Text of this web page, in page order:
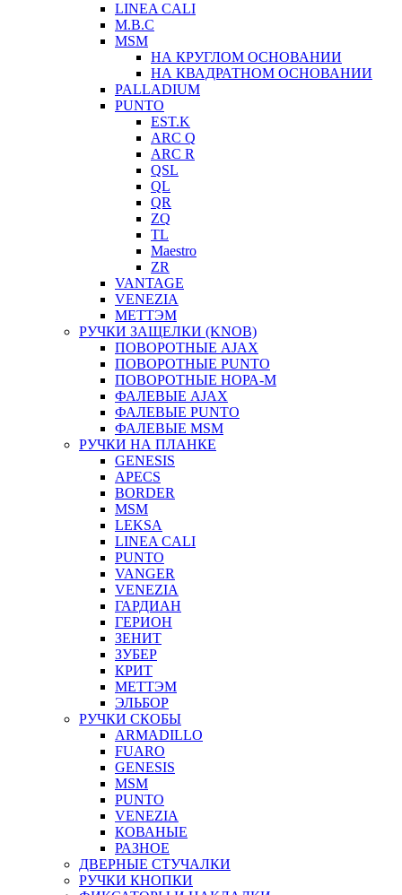
LINEA CALI
M.B.C
MSM
НА КРУГЛОМ ОСНОВАНИИ
НА КВАДРАТНОМ ОСНОВАНИИ
PALLADIUM
PUNTO
EST.K
ARC Q
ARC R
QSL
QL
QR
ZQ
TL
Maestro
ZR
VANTAGE
VENEZIA
МЕТТЭМ
РУЧКИ ЗАЩЕЛКИ (KNOB)
ПОВОРОТНЫЕ AJAX
ПОВОРОТНЫЕ PUNTO
ПОВОРОТНЫЕ НОРА-М
ФАЛЕВЫЕ AJAX
ФАЛЕВЫЕ PUNTO
ФАЛЕВЫЕ MSM
РУЧКИ НА ПЛАНКЕ
GENESIS
APECS
BORDER
MSM
LEKSA
LINEA CALI
PUNTO
VANGER
VENEZIA
ГАРДИАН
ГЕРИОН
ЗЕНИТ
ЗУБЕР
КРИТ
МЕТТЭМ
ЭЛЬБОР
РУЧКИ СКОБЫ
ARMADILLO
FUARO
GENESIS
MSM
PUNTO
VENEZIA
КОВАНЫЕ
РАЗНОЕ
ДВЕРНЫЕ СТУЧАЛКИ
РУЧКИ КНОПКИ